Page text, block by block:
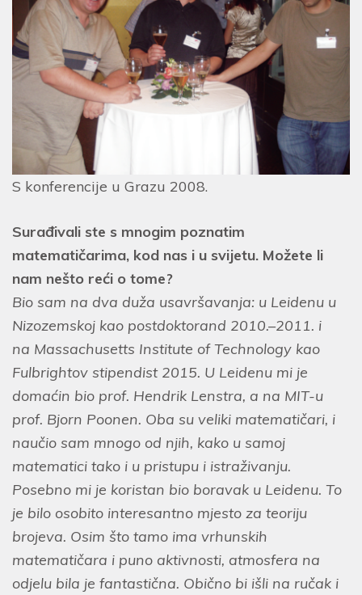
S konferencije u Grazu 2008.
Surađivali ste s mnogim poznatim
matematičarima, kod nas i u svijetu. Možete li
nam nešto reći o tome?
Bio sam na dva duža usavršavanja: u Leidenu u
Nizozemskoj kao postdoktorand 2010.–2011. i
na Massachusetts Institute of Technology kao
Fulbrightov stipendist 2015. U Leidenu mi je
domaćin bio prof. Hendrik Lenstra, a na MIT-u
prof. Bjorn Poonen. Oba su veliki matematičari, i
naučio sam mnogo od njih, kako u samoj
matematici tako i u pristupu i istraživanju.
Posebno mi je koristan bio boravak u Leidenu. To
je bilo osobito interesantno mjesto za teoriju
brojeva. Osim što tamo ima vrhunskih
matematičara i puno aktivnosti, atmosfera na
odjelu bila je fantastična. Obično bi išli na ručak i